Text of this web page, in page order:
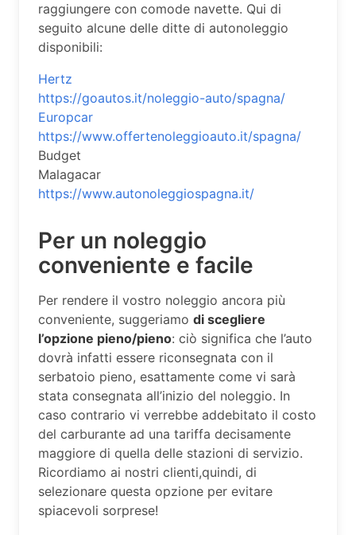
raggiungere con comode navette. Qui di
seguito alcune delle ditte di autonoleggio
disponibili:
Hertz
https://goautos.it/noleggio-auto/spagna/
Europcar
https://www.offertenoleggioauto.it/spagna/
Budget
Malagacar
https://www.autonoleggiospagna.it/
Per un noleggio
conveniente e facile
Per rendere il vostro noleggio ancora più
conveniente, suggeriamo di scegliere
l’opzione pieno/pieno: ciò significa che l’auto
dovrà infatti essere riconsegnata con il
serbatoio pieno, esattamente come vi sarà
stata consegnata all’inizio del noleggio. In
caso contrario vi verrebbe addebitato il costo
del carburante ad una tariffa decisamente
maggiore di quella delle stazioni di servizio.
Ricordiamo ai nostri clienti,quindi, di
selezionare questa opzione per evitare
spiacevoli sorprese!